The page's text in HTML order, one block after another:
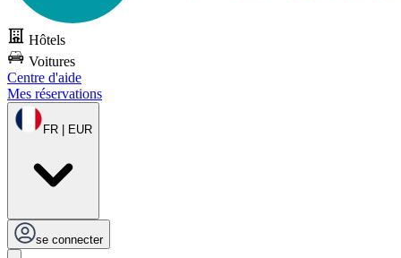
Hôtels
Voitures
Centre d'aide
Mes réservations
FR | EUR
se connecter